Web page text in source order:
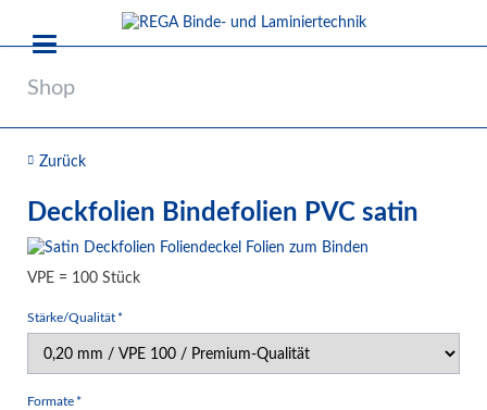
Shop
Zurück
Deckfolien Bindefolien PVC satin
VPE = 100 Stück
Pflichtfeld
Stärke/Qualität *
Pflichtfeld
Formate *